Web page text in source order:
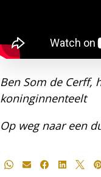
Ben Som de Cerff,
koninginnenteelt
Op weg naar een
DeelWhatsapp
E-mailFacebook
LinkedIn
X